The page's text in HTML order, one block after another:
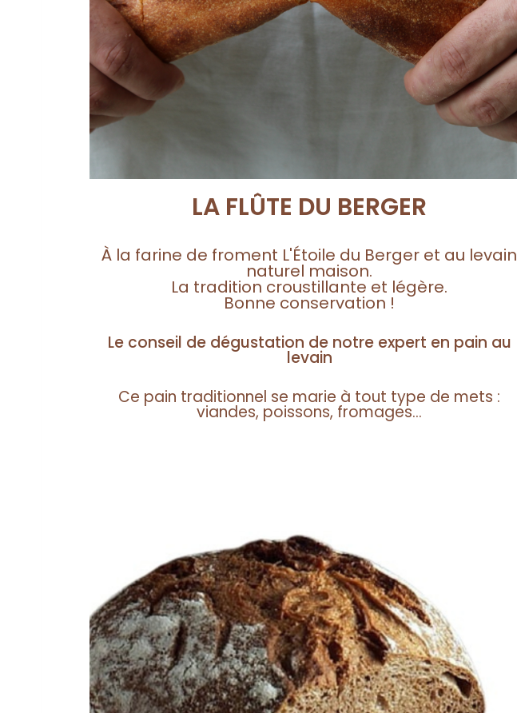
LA FLÛTE DU BERGER
À la farine de froment L'Étoile du Berger et au levain
naturel maison.
La tradition croustillante et légère.
Bonne conservation !
Le conseil de dégustation de notre expert en pain au
levain
Ce pain traditionnel se marie à tout type de mets :
viandes, poissons, fromages...